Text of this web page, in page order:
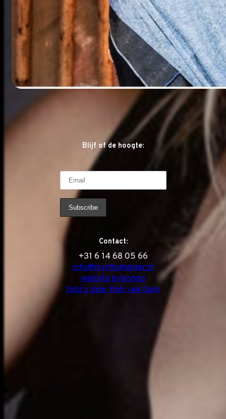
Blijf of de hoogte:
Contact:
‭+31 6 14 68 05 66
info@myrthehelder.nl
website bybishop
foto's door Rob van Dam